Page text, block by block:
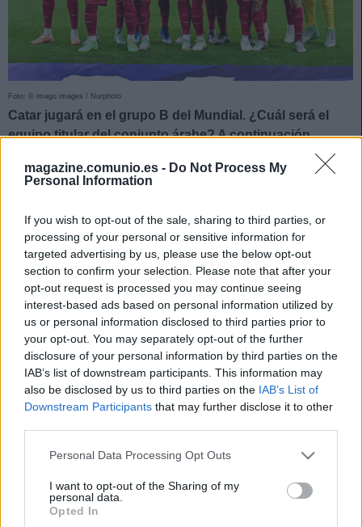
magazine.comunio.es - Do Not Process My
Personal Information
If you wish to opt-out of the sale, sharing to third parties, or
processing of your personal or sensitive information for
targeted advertising by us, please use the below opt-out
section to confirm your selection. Please note that after your
opt-out request is processed you may continue seeing
interest-based ads based on personal information utilized by
us or personal information disclosed to third parties prior to
your opt-out. You may separately opt-out of the further
disclosure of your personal information by third parties on the
IAB’s list of downstream participants. This information may
also be disclosed by us to third parties on the IAB’s List of
Downstream Participants that may further disclose it to other
Please note that this website/app uses one or more Google
not limited to your visit or usage behaviour. You may click to
grant or deny consent to Google and its third-party tags to
use your data for below specified purposes in below Google
Personal Data Processing Opt Outs
I want to opt-out of the Sharing of my
personal data.
Opted In
Foto: © imago images / Nurphoto
Catar jugará en el grupo B del Mundial. ¿Cuál será el
equipo titular del conjunto árabe? A continuación
analizamos su plantilla y futbolistas más recomendables
paraComunio.com.
importantes
La selección nacional de Catar vivirá en Canadá, Estados
Unidos y México su segunda experiencia consecutiva en un
Mundial y la primera tras lograr clasificarse en eliminatorias,
ya que en 2022 fue la anfitriona. Los catarís no pasaron
ningún apuro en un grupo Asiático en el que derrotaron a
Kuwait, India y Afganistán.
Prácticamente todos los jugadores de la selección catarí
militan en la liga local, a excepción de Mashaal (KAS
Eupen) y Al-Amin (Cultural Leonesa) y algunos repetirán
presencia tras la cita de 2022, cómo es el caso de Akram
centrocampistas Madibo y Boudiaf o el portero Barsham.